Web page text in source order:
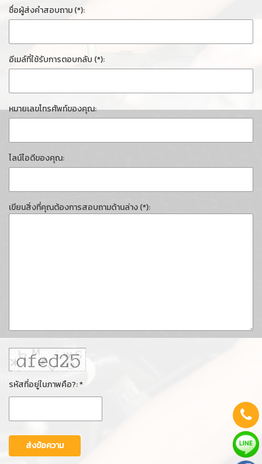
ชื่อผู้ส่งคำสอบถาม (*):
อีเมล์ที่ใช้รับการตอบกลับ (*):
หมายเลขโทรศัพท์ของคุณ:
ไลน์ไอดีของคุณ:
เขียนสิ่งที่คุณต้องการสอบถามด้านล่าง (*):
รหัสที่อยู่ในภาพคือ?: *
ส่งข้อความ